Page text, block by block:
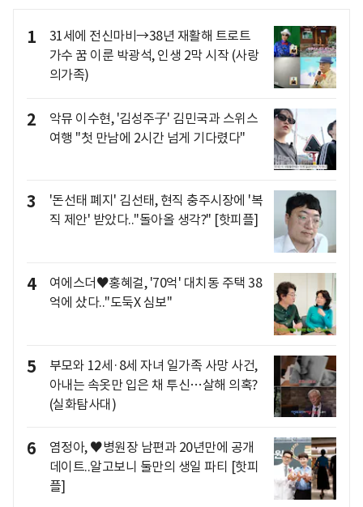
1
31세에 전신마비→38년 재활해 트로트
가수 꿈 이룬 박광석, 인생 2막 시작 (사랑
의가족)
2
악뮤 이수현, '김성주子' 김민국과 스위스
여행 "첫 만남에 2시간 넘게 기다렸다"
3
'돈선태 폐지' 김선태, 현직 충주시장에 '복
직 제안' 받았다.."돌아올 생각?" [핫피플]
4
여에스더♥홍혜걸, '70억' 대치동 주택 38
억에 샀다.."도둑X 심보"
5
부모와 12세·8세 자녀 일가족 사망 사건,
아내는 속옷만 입은 채 투신…살해 의혹?
(실화탐사대)
6
염정아, ♥병원장 남편과 20년만에 공개
데이트..알고보니 둘만의 생일 파티 [핫피
플]